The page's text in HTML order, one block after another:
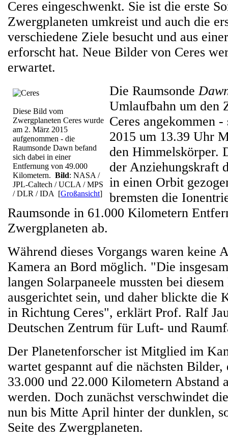
Ceres eingeschwenkt. Sie ist die erste
Zwergplaneten umkreist und auch die
verschiedene Ziele besucht und aus
erforscht hat. Neue Bilder von Ceres
erwartet.
Diese Bild vom
Zwergplaneten Ceres wurde
am 2. März 2015
aufgenommen - die
Raumsonde Dawn befand
sich dabei in einer
Entfernung von 49.000
Kilometern. Bild: NASA /
JPL-Caltech / UCLA / MPS
/ DLR / IDA [Großansicht]
Die Raumsonde
Umlaufbahn um den
Ceres angekommen
2015 um 13.39 Uhr
den Himmelskörper.
der Anziehungskraft
in einen Orbit
bremsten die
Raumsonde in 61.000 Kilometern
Zwergplaneten ab.
Während dieses Vorgangs waren keine
Kamera an Bord möglich. "Die
langen Solarpaneele mussten bei
ausgerichtet sein, und daher blickte die
in Richtung Ceres", erklärt Prof. Ralf
Deutschen Zentrum für Luft- und
Der Planetenforscher ist Mitglied im
wartet gespannt auf die nächsten
33.000 und 22.000 Kilometern Abstand
werden. Doch zunächst verschwindet
nun bis Mitte April hinter der dunklen,
Seite des Zwergplaneten.